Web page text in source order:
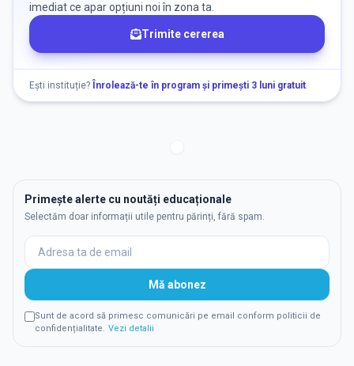
imediat ce apar opțiuni noi în zona ta.
Trimite cererea
Ești instituție? Înrolează-te în program și primești 3 luni gratuit.
Primește alerte cu noutăți educaționale
Selectăm doar informații utile pentru părinți, fără spam.
Mă abonez
Sunt de acord să primesc comunicări pe email conform politicii de
confidențialitate. Vezi detalii